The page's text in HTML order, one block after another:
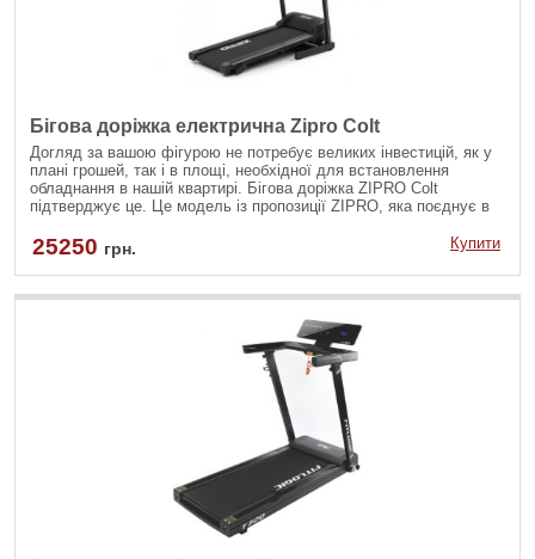
Бігова доріжка електрична Zipro Colt
Догляд за вашою фігурою не потребує великих інвестицій, як у
плані грошей, так і в площі, необхідної для встановлення
обладнання в нашій квартирі. Бігова доріжка ZIPRO Colt
підтверджує це. Це модель із пропозиції ZIPRO, яка поєднує в
конструкцію з високим ступенем безпеки. Завдяки цьому він
переконає практично всіх.
25250 грн. Купити